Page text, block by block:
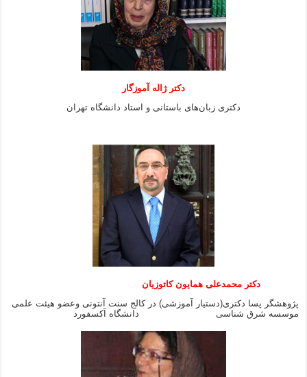
دکتر ژاله آموزگار
دکتری زبان‌های باستانی و استاد دانشگاه تهران
دکتر محمدعلی همایون کاتوزیان
پژوهشگر پسا دکتری(دستیار آموزشی) در کالج سنت آنتونی وعضو هیئت علمی
موسسه شرق شناسی دانشگاه آکسفورد